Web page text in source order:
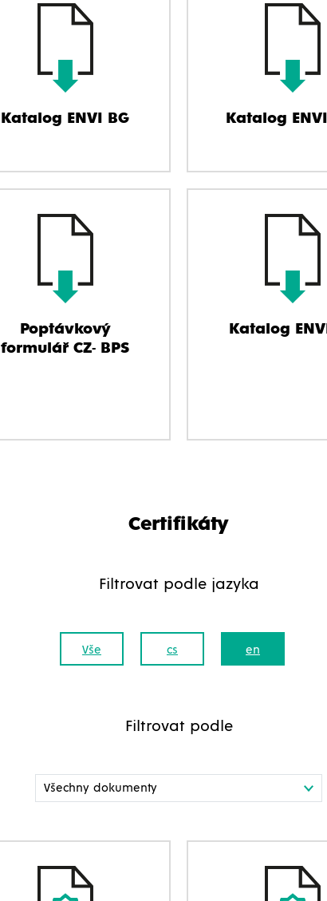
Katalog ENVI BG Katalog ENVI
Poptávkový
formulář CZ- BPS
Katalog
Certifikáty
Filtrovat podle jazyka
Vše cs en
Filtrovat podle